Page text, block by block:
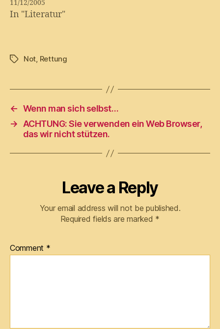
11/12/2005
In "Literatur"
TagsNot, Rettung
← Wenn man sich selbst…
→
ACHTUNG: Sie verwenden ein Web Browser,
das wir nicht stützen.
Leave a Reply
Your email address will not be published.
Required fields are marked *
Comment *